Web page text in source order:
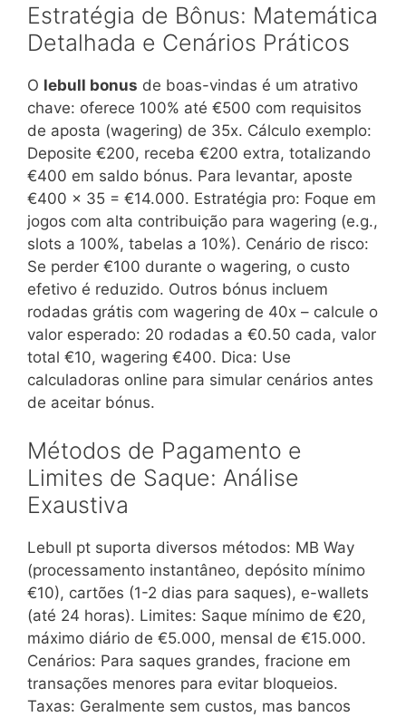
Estratégia de Bônus: Matemática
Detalhada e Cenários Práticos
O lebull bonus de boas-vindas é um atrativo
chave: oferece 100% até €500 com requisitos
de aposta (wagering) de 35x. Cálculo exemplo:
Deposite €200, receba €200 extra, totalizando
€400 em saldo bónus. Para levantar, aposte
€400 x 35 = €14.000. Estratégia pro: Foque em
jogos com alta contribuição para wagering (e.g.,
slots a 100%, tabelas a 10%). Cenário de risco:
Se perder €100 durante o wagering, o custo
efetivo é reduzido. Outros bónus incluem
rodadas grátis com wagering de 40x – calcule o
valor esperado: 20 rodadas a €0.50 cada, valor
total €10, wagering €400. Dica: Use
calculadoras online para simular cenários antes
de aceitar bónus.
Métodos de Pagamento e
Limites de Saque: Análise
Exaustiva
Lebull pt suporta diversos métodos: MB Way
(processamento instantâneo, depósito mínimo
€10), cartões (1-2 dias para saques), e-wallets
(até 24 horas). Limites: Saque mínimo de €20,
máximo diário de €5.000, mensal de €15.000.
Cenários: Para saques grandes, fracione em
transações menores para evitar bloqueios.
Taxas: Geralmente sem custos, mas bancos